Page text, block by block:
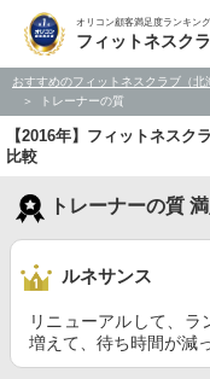
オリコン顧客満足度ランキング
フィットネスク
おすすめのフィットネスクラブ（北
トレーナーの質
【2016年】フィットネスク
比較
トレーナーの質
ルネサンス
リニューアルして、
増えて、待ち時間が減